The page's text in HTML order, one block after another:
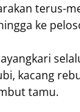
terus-
ke
kacang
tamu.